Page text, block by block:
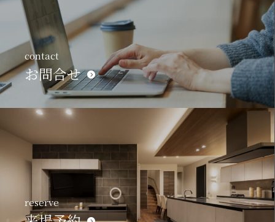
contact
お問合せ
reserve